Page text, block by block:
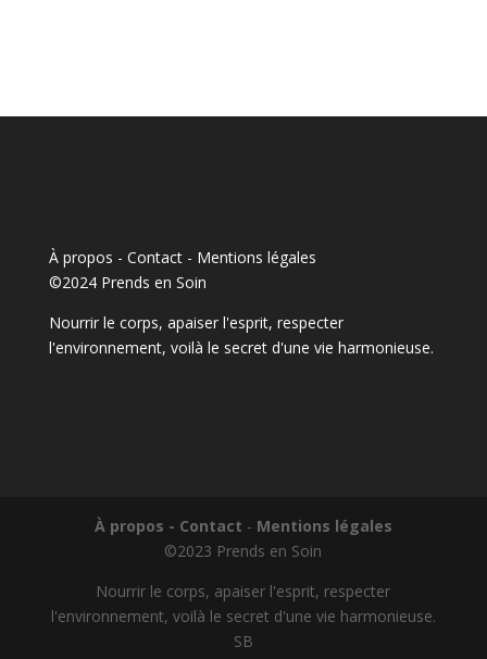
À propos - Contact- Mentions légales
©2024 Prends en Soin
Nourrir le corps, apaiser l'esprit, respecter
l'environnement, voilà le secret d'une vie harmonieuse.
À propos - Contact - Mentions légales
©2023 Prends en Soin
Nourrir le corps, apaiser l'esprit, respecter
l'environnement, voilà le secret d'une vie harmonieuse.
SB